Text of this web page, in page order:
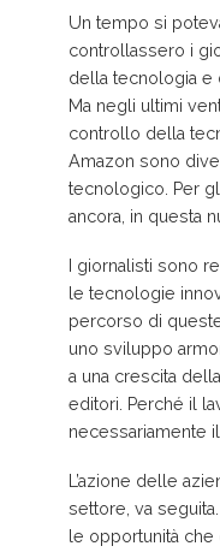
Un tempo si
controllassero i
della tecnologia e
Ma negli ultimi
controllo della
Amazon sono
tecnologico. Per
ancora, in questa
I giornalisti sono
le tecnologie
percorso di
uno sviluppo
a una crescita
editori. Perché il
necessariamente
L’azione delle
settore, va
le opportunità che